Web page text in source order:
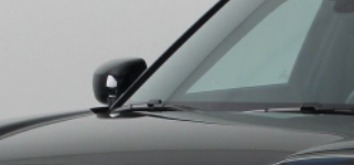
Aceman bij ons te